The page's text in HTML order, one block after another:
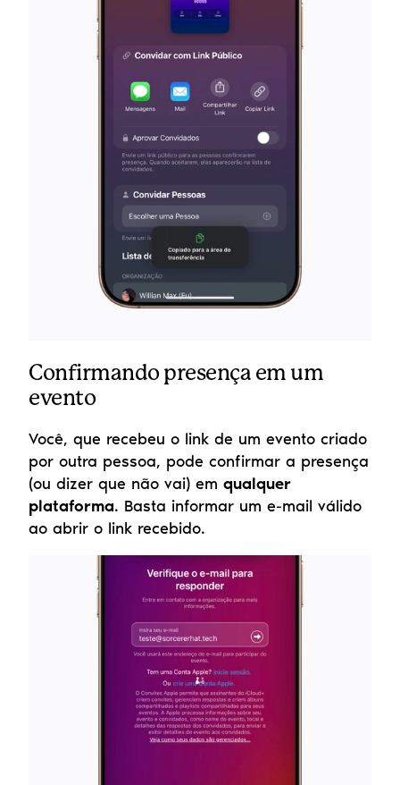
Confirmando presença em um
evento
Você, que recebeu o link de um evento criado
por outra pessoa, pode confirmar a presença
(ou dizer que não vai) em qualquer
plataforma. Basta informar um e-mail válido
ao abrir o link recebido.